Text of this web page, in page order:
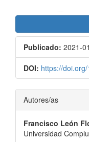
Publicado: 2021-
DOI: https://
Contenido
principal
del
Autores/as
Francisco León
Universidad